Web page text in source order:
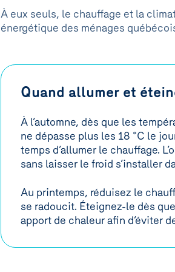
À eux seuls, le chauffage et la
énergétique des ménages
Quand allumer et
À l’automne, dès que les
ne dépasse plus les 18 °C le
temps d’allumer le chauffage.
sans laisser le froid s’installer
Au printemps, réduisez le
se radoucit. Éteignez-le dès
apport de chaleur afin d’éviter